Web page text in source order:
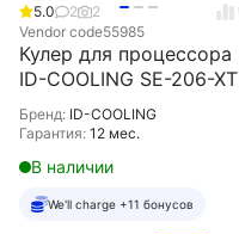
5.0 2
2
Vendor code55985
Кулер для процессора
ID-COOLING SE-206-XT
Бренд: ID-COOLING
Гарантия: 12 мес.
В наличии
We'll charge +11 бонусов